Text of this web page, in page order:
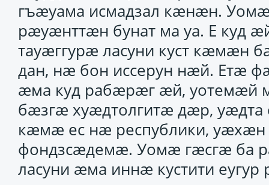
гъӕуама исмадзал кӕнӕн.
рӕуӕнттӕн бунат ма уа. Е куд
тауӕггурӕ ласуни куст
дан, нӕ бон иссерун нӕй. Етӕ
ӕма куд рабӕрӕг ӕй, уотемӕй
бӕзгӕ хуӕдтолгитӕ дӕр,
кӕмӕ ес нӕ республики,
фондзсӕдемӕ. Уомӕ гӕсгӕ ба
ласуни ӕма иннӕ кустити